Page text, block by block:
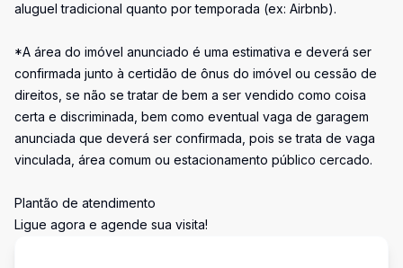
aluguel tradicional quanto por temporada (ex: Airbnb).
*A área do imóvel anunciado é uma estimativa e deverá ser
confirmada junto à certidão de ônus do imóvel ou cessão de
direitos, se não se tratar de bem a ser vendido como coisa
certa e discriminada, bem como eventual vaga de garagem
anunciada que deverá ser confirmada, pois se trata de vaga
vinculada, área comum ou estacionamento público cercado.
Plantão de atendimento
Ligue agora e agende sua visita!